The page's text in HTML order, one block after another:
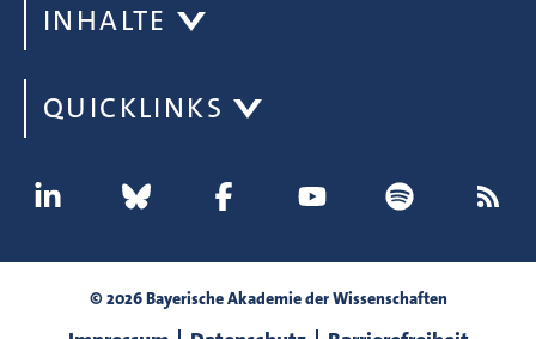
INHALTE
QUICKLINKS
© 2026 Bayerische Akademie der Wissenschaften